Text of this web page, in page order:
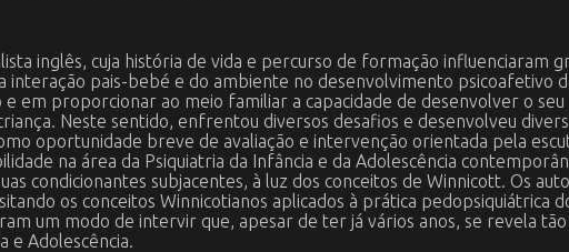
inglês, cuja história de vida e percurso de formação influenciaram
interação pais-bebé e do ambiente no desenvolvimento psicoafetivo
em proporcionar ao meio familiar a capacidade de desenvolver o
Neste sentido, enfrentou diversos desafios e desenvolveu
oportunidade breve de avaliação e intervenção orientada pela
na área da Psiquiatria da Infância e da Adolescência
condicionantes subjacentes, à luz dos conceitos de Winnicott. Os
os conceitos Winnicotianos aplicados à prática pedopsiquiátrica
um modo de intervir que, apesar de ter já vários anos, se revela
e Adolescência.